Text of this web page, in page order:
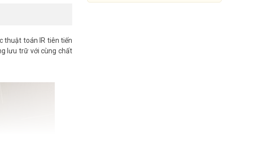
thuật toán IR tiên tiến
lưu trữ với cùng chất